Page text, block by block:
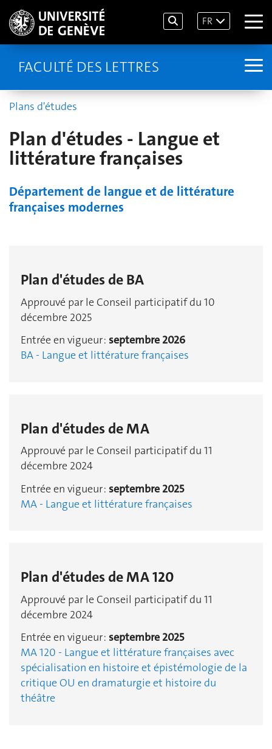
FR
FACULTÉ DES LETTRES
Plans d'études
Plan d'études - Langue et
littérature françaises
Département de langue et de littérature
françaises modernes
Plan d'études de BA
Approuvé par le Conseil participatif du 10
décembre 2025
Entrée en vigueur : septembre 2026
BA - Langue et littérature françaises
Plan d'études de MA
Approuvé par le Conseil participatif du 11
décembre 2024
Entrée en vigueur : septembre 2025
MA - Langue et littérature françaises
Plan d'études de MA 120
Approuvé par le Conseil participatif du 11
décembre 2024
Entrée en vigueur : septembre 2025
MA 120 - Langue et littérature françaises avec
spécialisation en histoire et épistémologie de la
critique OU en dramaturgie et histoire du
théâtre